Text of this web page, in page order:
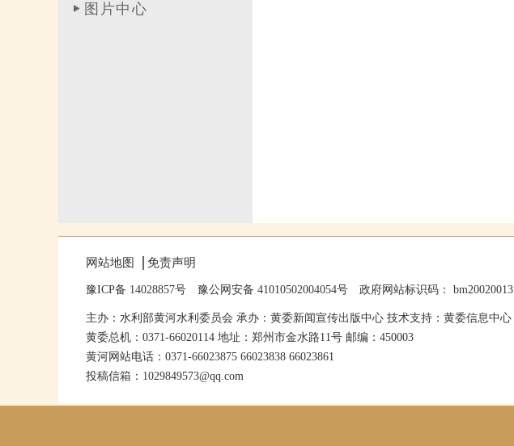
图片中心
网站地图 免责声明
豫ICP备 14028857号 豫公网安备 41010502004054号 政府网站标识码： bm20020013
主办：水利部黄河水利委员会 承办：黄委新闻宣传出版中心 技术支持：黄委信息中心
黄委总机：0371-66020114 地址：郑州市金水路11号 邮编：450003
黄河网站电话：0371-66023875 66023838 66023861
投稿信箱：1029849573@qq.com